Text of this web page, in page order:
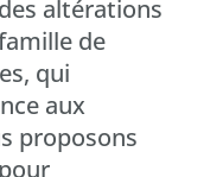
altérations
de
qui
aux
proposons